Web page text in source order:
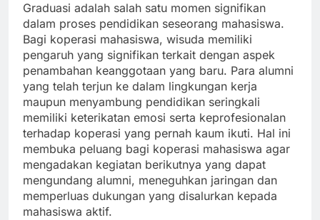
Graduasi adalah salah satu momen signifikan
dalam proses pendidikan seseorang mahasiswa.
Bagi koperasi mahasiswa, wisuda memiliki
pengaruh yang signifikan terkait dengan aspek
penambahan keanggotaan yang baru. Para alumni
yang telah terjun ke dalam lingkungan kerja
maupun menyambung pendidikan seringkali
memiliki keterikatan emosi serta keprofesionalan
terhadap koperasi yang pernah kaum ikuti. Hal ini
membuka peluang bagi koperasi mahasiswa agar
mengadakan kegiatan berikutnya yang dapat
mengundang alumni, meneguhkan jaringan dan
memperluas dukungan yang disalurkan kepada
mahasiswa aktif.